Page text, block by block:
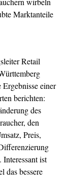
Marktanteile
Retail
einer
berichten:
des
den
Preis,
ist
das bessere